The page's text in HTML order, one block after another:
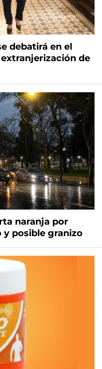
debatirá en el
de
naranja por
y posible granizo